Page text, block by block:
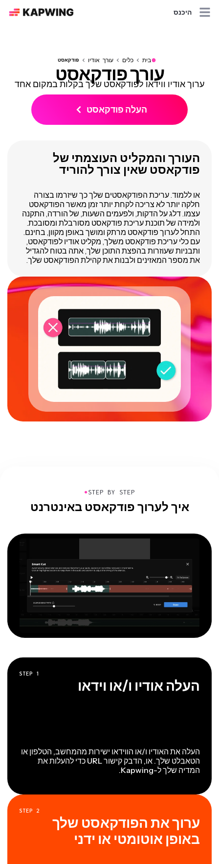
היכנס
●בית כלים עורך אודיו פודקאסט
עורך פודקאסט
ערוך אודיו ווידאו לפודקאסט שלך בקלות במקום אחד
העלה פודקאסט
העורך והמקליט העוצמתי של
פודקאסט שאין צורך להוריד
או ללמוד. עריכת הפודקאסטים שלך כך שיזרמו בצורה
חלקה יותר לא צריכה לקחת יותר זמן מאשר הפודקאסט
עצמו. דלג על הדקות, ולפעמים השעות, של הורדה, התקנה
ולמידה של תוכנת עריכת פודקאסט מסורבלת ומסובכת.
התחל לערוך פודקאסט מרתק ומושך באופן מקוון, בחינם.
עם כלי עריכת פודקאסט משלך, מקליט אודיו לפודקאסט,
ותבניות שעוזרות בהפצת התוכן שלך, אתה בטוח להגדיל
את מספר המאזינים ולבנות את קהילת הפודקאסט שלך.
●STEP BY STEP
איך לערוך פודקאסט באינטרנט
STEP 1
העלה אודיו ו/או וידאו
העלה את האודיו ו/או הווידאו ישירות מהמחשב, הטלפון או
הטאבלט שלך. או, הדבק קישור URL כדי להעלות את
המדיה שלך ל-Kapwing.
STEP 2
ערוך את הפודקאסט שלך
באופן אוטומטי או ידני